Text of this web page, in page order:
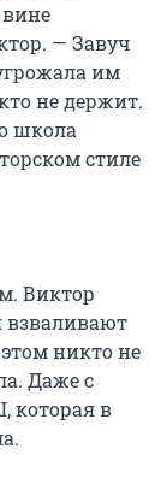
— Завуч
им
не держит.
школа
стиле
Виктор
взваливают
никто не
Даже с
которая в